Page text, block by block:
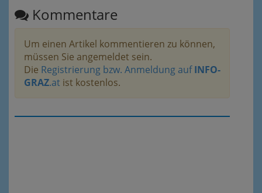
Kommentare
Um einen Artikel kommentieren zu können,
müssen Sie angemeldet sein.
Die Registrierung bzw. Anmeldung aufINFO-
GRAZ.at ist kostenlos.